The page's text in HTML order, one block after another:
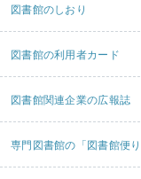
図書館のしおり
図書館の利用者カード
図書館関連企業の広報誌
専門図書館の「図書館便り